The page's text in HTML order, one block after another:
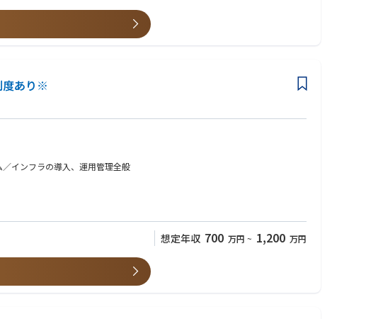
度あり※
インフラの導入、運用管理全般
想定年収 700 万円 ~ 1,200 万円